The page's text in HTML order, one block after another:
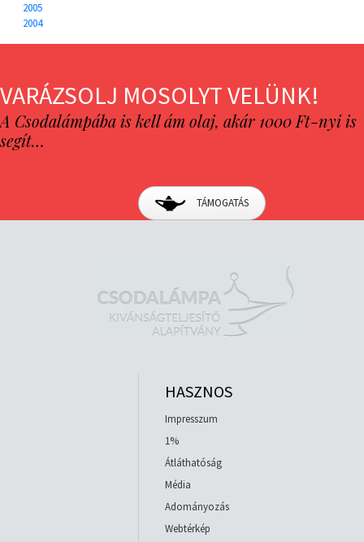
2005
2004
VARÁZSOLJ MOSOLYT VELÜNK!
A Csodalámpába is kell ám olaj, akár 1000 Ft-nyi is
segít…
TÁMOGATÁS
HASZNOS
Impresszum
1%
Átláthatóság
Média
Adományozás
Webtérkép